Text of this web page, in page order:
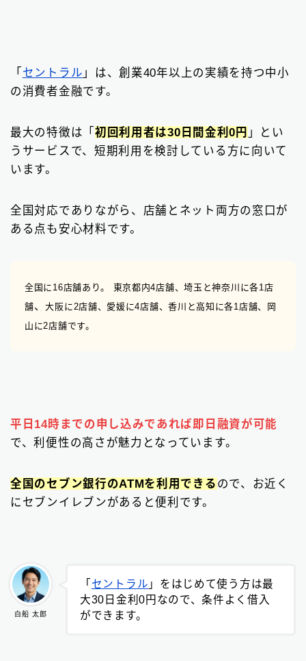
「 セントラル 」は、創業40年以上の実績を持つ中小
の消費者金融です。
最大の特徴は「 初回利用者は30日間金利0円 」とい
うサービスで、短期利用を検討している方に向いて
います。
全国対応でありながら、店舗とネット両方の窓口が
ある点も安心材料です。
全国に16店舗あり。 東京都内4店舗、埼玉と神奈川 に各1店
舗、大阪に2店舗、愛媛に4店舗、香川と高知に各1店舗、岡
山に2店舗です。
平日14時までの申し込みであれば即日融資が可能
で、利便性の高さが魅力となっています。
全国のセブン銀行のATMを利用できる ので、お近く
にセブンイレブンがあると便利です。
白船 太郎
「 セントラル 」をはじめて使う方は最
大30日金利0円なので、条件よく借入
ができます。